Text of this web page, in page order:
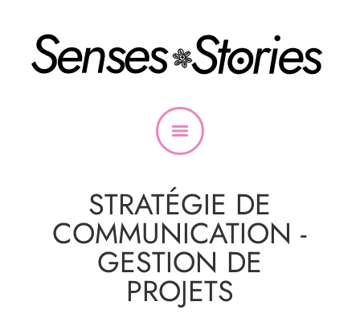
STRATÉGIE DE
COMMUNICATION -
GESTION DE
PROJETS